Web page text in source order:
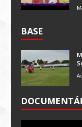
BASE